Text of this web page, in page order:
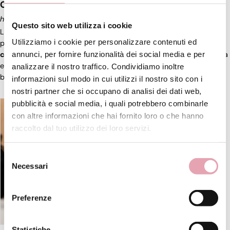
Questo sito web utilizza i cookie
Utilizziamo i cookie per personalizzare contenuti ed
annunci, per fornire funzionalità dei social media e per
analizzare il nostro traffico. Condividiamo inoltre
informazioni sul modo in cui utilizzi il nostro sito con i
nostri partner che si occupano di analisi dei dati web,
pubblicità e social media, i quali potrebbero combinarle
con altre informazioni che hai fornito loro o che hanno
raccolto dal tuo utilizzo dei loro servizi.
delNecessari
Preferenze
Crema Bambino, vendita online
https://www.beauty-experience.it/it-it/crema-bambino.aspx
La Crema Fluida
per lacuraquotidiana del bambino. ... € 89, 00 Crema fluida
corpoBE Baby Crema idratante arricchita da estratto di Calendula
e Malva da agricoltura biologica, ideale per lacuraquotidiana del
bambino specialmente dopo il bagnetto. ... La Crema [...]